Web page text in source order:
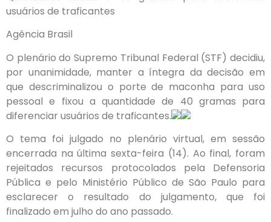
usuários de traficantes
Agência Brasil
O plenário do Supremo Tribunal Federal (STF) decidiu,
por unanimidade, manter a íntegra da decisão em
que descriminalizou o porte de maconha para uso
pessoal e fixou a quantidade de 40 gramas para
diferenciar usuários de traficantes.
O tema foi julgado no plenário virtual, em sessão
encerrada na última sexta-feira (14). Ao final, foram
rejeitados recursos protocolados pela Defensoria
Pública e pelo Ministério Público de São Paulo para
esclarecer o resultado do julgamento, que foi
finalizado em julho do ano passado.